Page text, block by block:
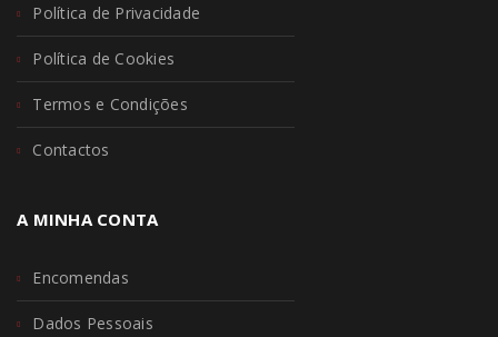
Política de Privacidade
Política de Cookies
Termos e Condições
Contactos
A MINHA CONTA
Encomendas
Dados Pessoais